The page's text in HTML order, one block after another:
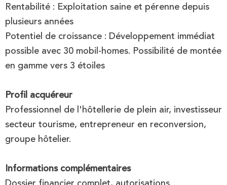
Rentabilité : Exploitation saine et pérenne depuis
plusieurs années
Potentiel de croissance : Développement immédiat
possible avec 30 mobil-homes. Possibilité de montée
en gamme vers 3 étoiles
Profil acquéreur
Professionnel de l'hôtellerie de plein air, investisseur
secteur tourisme, entrepreneur en reconversion,
groupe hôtelier.
Informations complémentaires